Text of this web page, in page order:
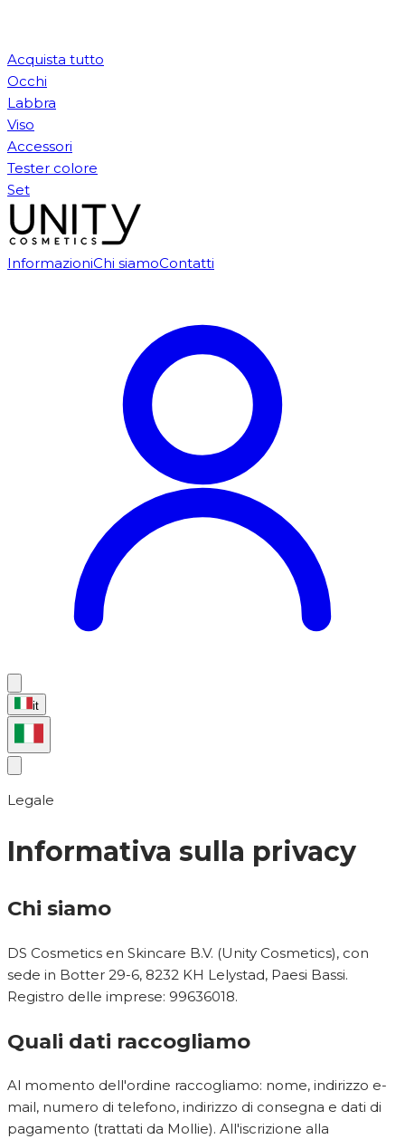
Acquista tutto
Occhi
Labbra
Viso
Accessori
Tester colore
Set
InformazioniChi siamoContatti
it
Legale
Informativa sulla privacy
Chi siamo
DS Cosmetics en Skincare B.V. (Unity Cosmetics), con
sede in Botter 29-6, 8232 KH Lelystad, Paesi Bassi.
Registro delle imprese: 99636018.
Quali dati raccogliamo
Al momento dell'ordine raccogliamo: nome, indirizzo e-
mail, numero di telefono, indirizzo di consegna e dati di
pagamento (trattati da Mollie). All'iscrizione alla